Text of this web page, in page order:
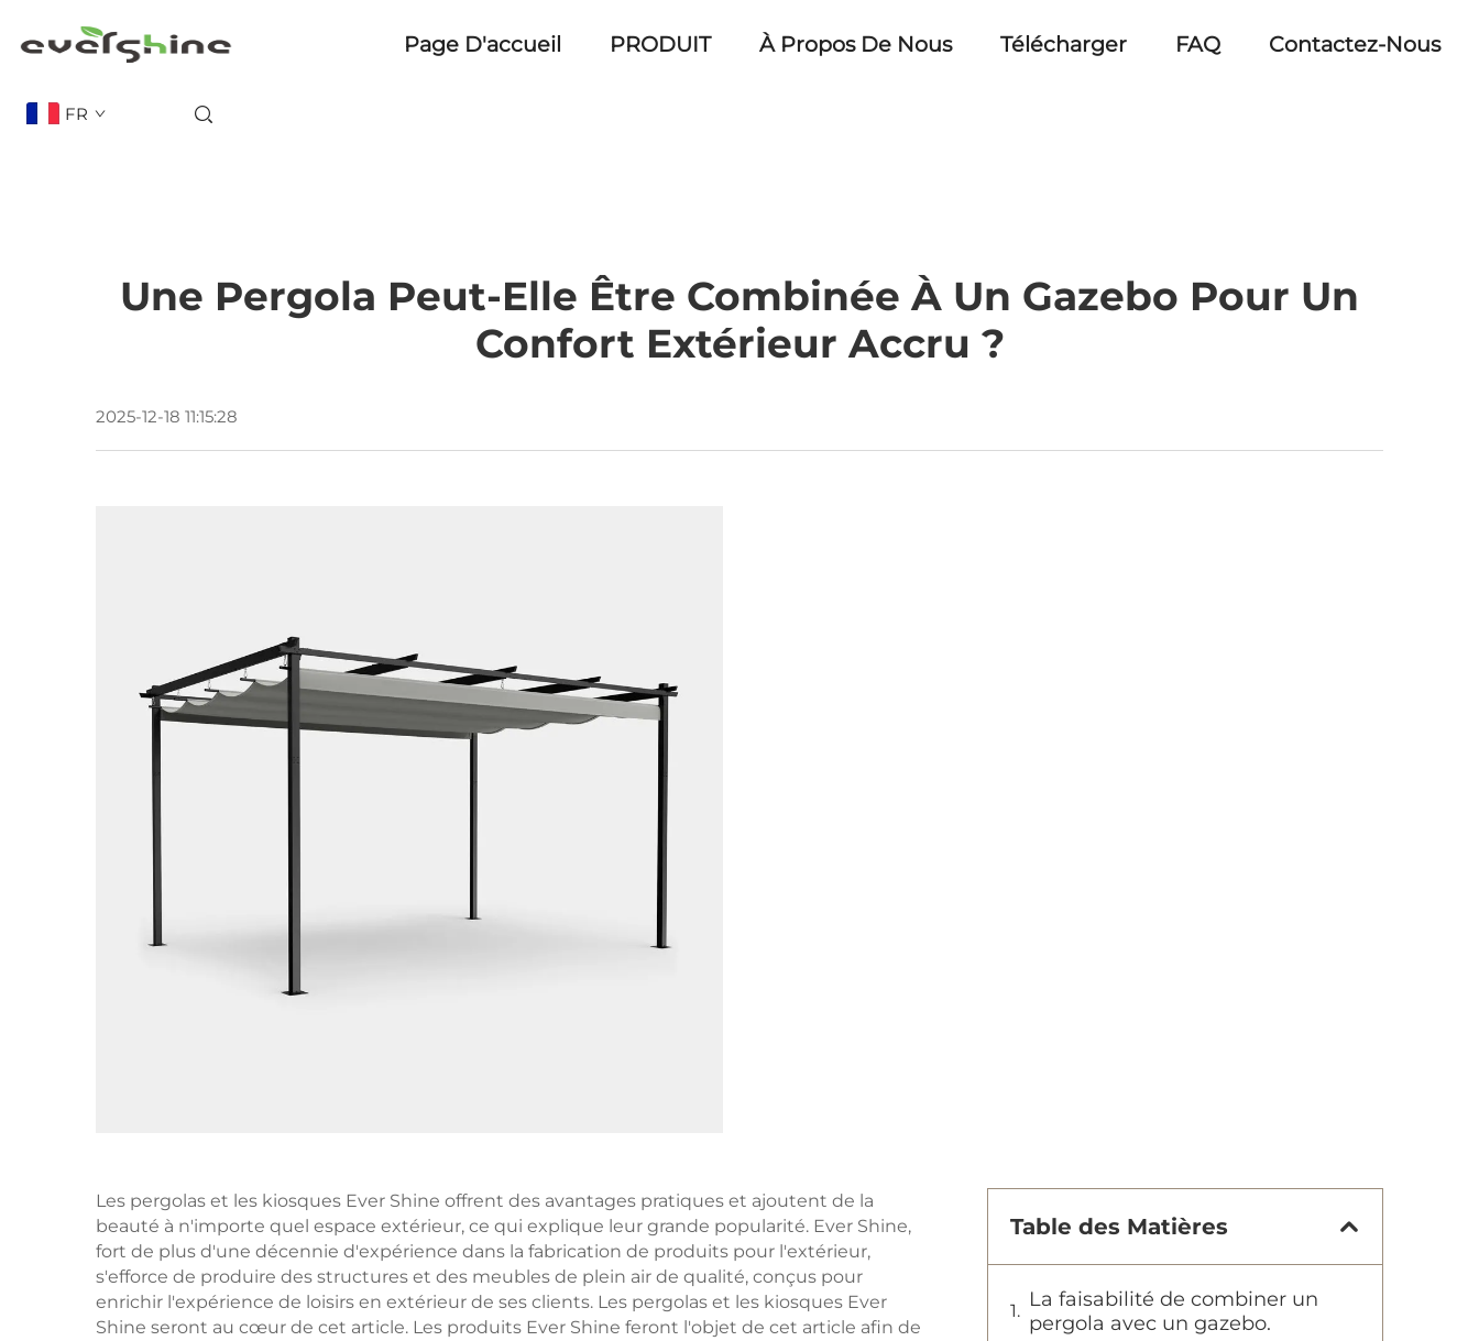
Page D'accueil PRODUIT À Propos De Nous Télécharger FAQ Contactez-Nous
FR
Une Pergola Peut-Elle Être Combinée À Un Gazebo Pour Un
Confort Extérieur Accru ?
2025-12-18 11:15:28
Les pergolas et les kiosques Ever Shine offrent des avantages pratiques et ajoutent de la
beauté à n'importe quel espace extérieur, ce qui explique leur grande popularité. Ever Shine,
fort de plus d'une décennie d'expérience dans la fabrication de produits pour l'extérieur,
s'efforce de produire des structures et des meubles de plein air de qualité, conçus pour
enrichir l'expérience de loisirs en extérieur de ses clients. Les pergolas et les kiosques Ever
Shine seront au cœur de cet article. Les produits Ever Shine feront l'objet de cet article afin de
Table des Matières
La faisabilité de combiner un
pergola avec un gazebo.